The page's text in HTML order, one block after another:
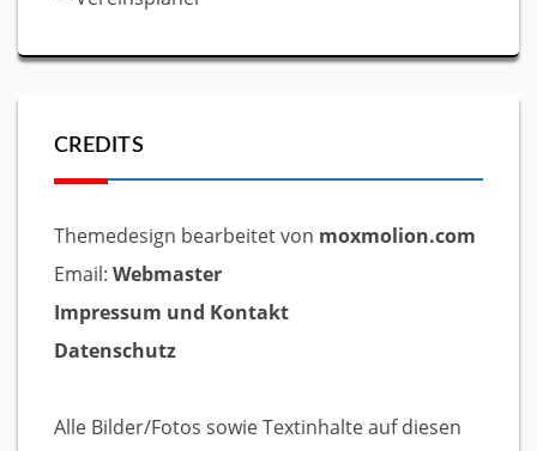
CREDITS
Themedesign bearbeitet von moxmolion.com
Email: Webmaster
Impressum und Kontakt
Datenschutz
Alle Bilder/Fotos sowie Textinhalte auf diesen